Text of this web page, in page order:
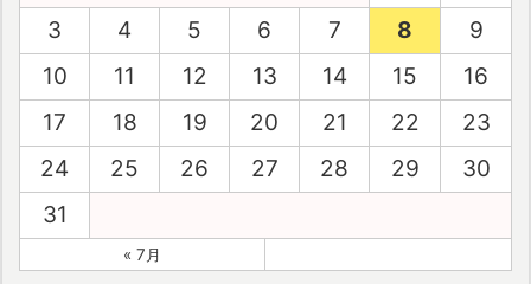
3
4 5 6 7 8
9
10
11 12 13 14 15
16
17
18 19 20 21 22
23
24
25 26 27 28 29
30
31
« 7月